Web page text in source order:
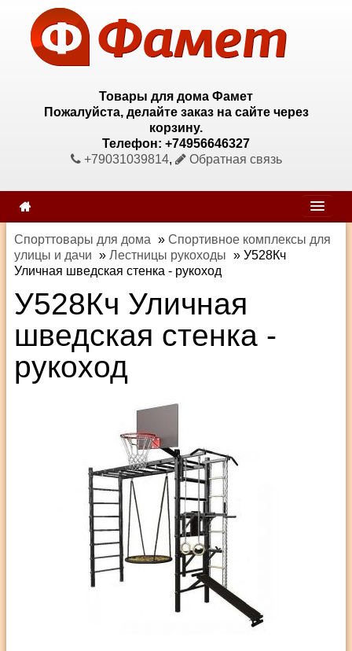
Товары для дома Фамет
Пожалуйста, делайте заказ на сайте через
корзину.
Телефон: +74956646327
+79031039814, Обратная связь
Спорттовары для дома » Спортивное комплексы для
улицы и дачи » Лестницы рукоходы » У528Кч
Уличная шведская стенка - рукоход
У528Кч Уличная
шведская стенка -
рукоход